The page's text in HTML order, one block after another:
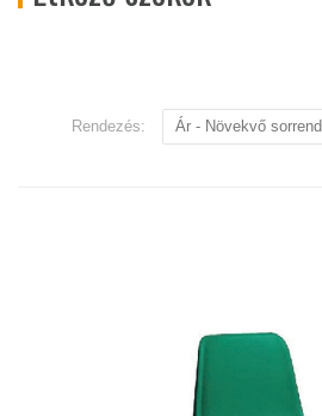
Rendezés: Ár - Növekvő sorrend